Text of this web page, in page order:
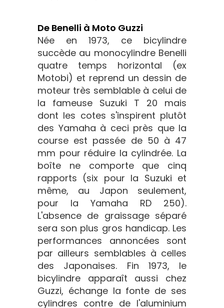
De Benelli à Moto Guzzi
Née en 1973, ce bicylindre
succède au monocylindre Benelli
quatre temps horizontal (ex
Motobi) et reprend un dessin de
moteur très semblable à celui de
la fameuse Suzuki T 20 mais
dont les cotes s'inspirent plutôt
des Yamaha à ceci près que la
course est passée de 50 à 47
mm pour réduire la cylindrée. La
boîte ne comporte que cinq
rapports (six pour la Suzuki et
même, au Japon seulement,
pour la Yamaha RD 250).
L'absence de graissage séparé
sera son plus gros handicap. Les
performances annoncées sont
par ailleurs semblables à celles
des Japonaises. Fin 1973, le
bicylindre apparaît aussi chez
Guzzi, échange la fonte de ses
cylindres contre de l'aluminium